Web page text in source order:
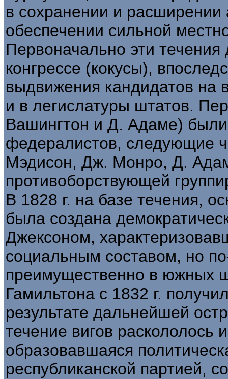
в сохранении и
обеспечении сильной
Первоначально эти
конгрессе (кокусы),
выдвижения кандидатов
и в легислатуры штатов.
Вашингтон и Д. Адаме)
федералистов, следующие
Мэдисон, Дж. Монро, Д.
противоборствующей
В 1828 г. на базе течения,
была создана
Джексоном,
социальным составом, но
преимущественно в южных
Гамильтона с 1832 г.
результате дальнейшей
течение вигов раскололось
образовавшаяся
республиканской партией,